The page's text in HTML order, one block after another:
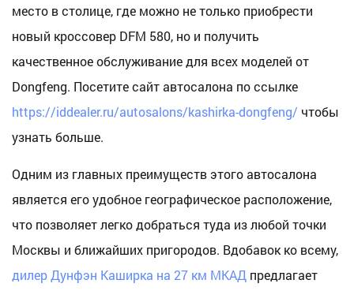
место в столице, где можно не только приобрести
новый кроссовер DFM 580, но и получить
качественное обслуживание для всех моделей от
Dongfeng. Посетите сайт автосалона по ссылке
https://iddealer.ru/autosalons/kashirka-dongfeng/ чтобы
узнать больше.
Одним из главных преимуществ этого автосалона
является его удобное географическое расположение,
что позволяет легко добраться туда из любой точки
Москвы и ближайших пригородов. Вдобавок ко всему,
дилер Дунфэн Каширка на 27 км МКАД предлагает